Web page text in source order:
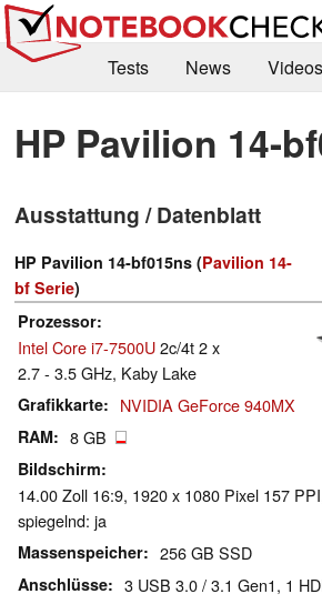
Tests News
Videos
Kaufberatung
Deals Suche
Forum
HP Pavilion 14-
Ausstattung / Datenblatt
HP Pavilion 14-bf015ns (Pavilion 14-
bf Serie)
Prozessor
Intel Core i7-7500U2c/4t 2 x
2.7 - 3.5 GHz, Kaby Lake
Grafikkarte NVIDIA GeForce 940MX
RAM 8 GB
Bildschirm
14.00 Zoll 16:9, 1920 x 1080 Pixel 157
spiegelnd: ja
Massenspeicher 256 GB SSD
Anschlüsse 3 USB 3.0 / 3.1 Gen1, 1